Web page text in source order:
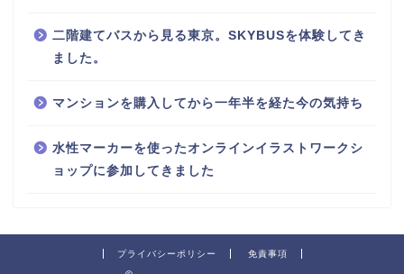
二階建てバスから見る東京。SKYBUSを体験してき
ました。
マンションを購入してから一年半を経た今の気持ち
水性マーカーを使ったオンラインイラストワークシ
ョップに参加してきました
プライバシーポリシー 免責事項